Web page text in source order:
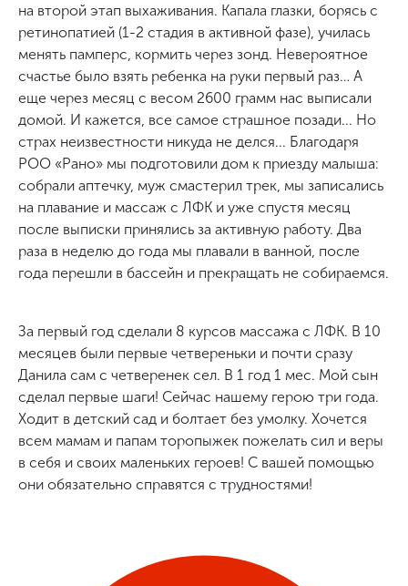
на второй этап выхаживания. Капала глазки, борясь с
ретинопатией (1-2 стадия в активной фазе), училась
менять памперс, кормить через зонд. Невероятное
счастье было взять ребенка на руки первый раз… А
еще через месяц с весом 2600 грамм нас выписали
домой. И кажется, все самое страшное позади... Но
страх неизвестности никуда не делся... Благодаря
РОО «Рано» мы подготовили дом к приезду малыша:
собрали аптечку, муж смастерил трек, мы записались
на плавание и массаж с ЛФК и уже спустя месяц
после выписки принялись за активную работу. Два
раза в неделю до года мы плавали в ванной, после
года перешли в бассейн и прекращать не собираемся.
За первый год сделали 8 курсов массажа с ЛФК. В 10
месяцев были первые четвереньки и почти сразу
Данила сам с четверенек сел. В 1 год 1 мес. Мой сын
сделал первые шаги! Сейчас нашему герою три года.
Ходит в детский сад и болтает без умолку. Хочется
всем мамам и папам торопыжек пожелать сил и веры
в себя и своих маленьких героев! С вашей помощью
они обязательно справятся с трудностями!